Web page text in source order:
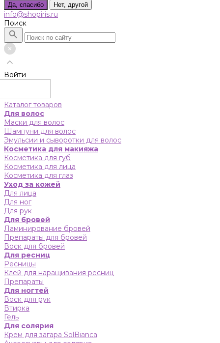
Да, спасибо Нет, другой
info@shopiris.ru
Поиск
Войти
Каталог товаров
Для волос
Маски для волос
Шампуни для волос
Эмульсии и сыворотки для волос
Косметика для макияжа
Косметика для губ
Косметика для лица
Косметика для глаз
Уход за кожей
Для лица
Для ног
Для рук
Для бровей
Ламинирование бровей
Препараты для бровей
Воск для бровей
Для ресниц
Ресницы
Клей для наращивания ресниц
Препараты
Для ногтей
Воск для рук
Втирка
Гель
Для солярия
Крем для загара SolBianca